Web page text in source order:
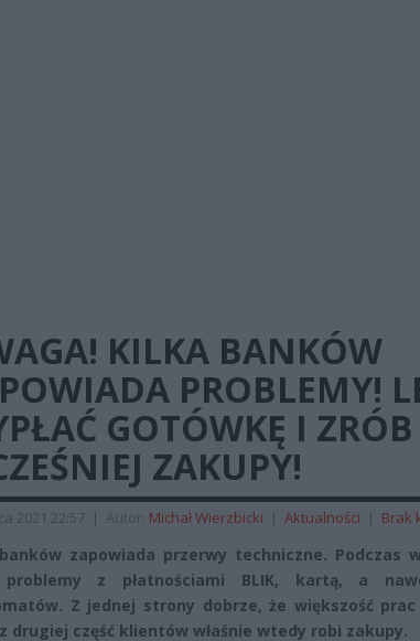
KILKA BANKÓW
PROBLEMY!
GOTÓWKĘ I ZRÓB
ZAKUPY!
2021 22:57 | Autor: Michał Wierzbicki | Aktualności | Brak
zapowiada przerwy techniczne. Podczas
z płatnościami BLIK, kartą, a
Z jednej strony dobrze, że większość
drugiej część klientów właśnie wtedy robi zakupy.